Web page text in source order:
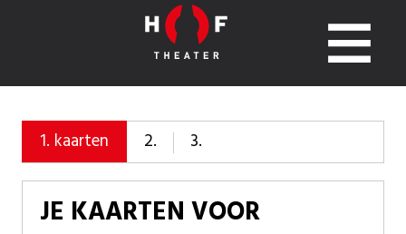
1. kaarten 2. 3.
JE KAARTEN VOOR